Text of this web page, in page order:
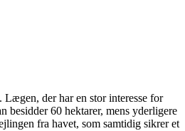
der har en stor interesse for
besidder 60 hektarer, mens yderligere
fra havet, som samtidig sikrer et